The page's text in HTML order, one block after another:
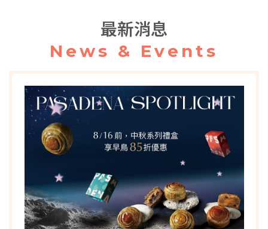
最新消息
News & Events